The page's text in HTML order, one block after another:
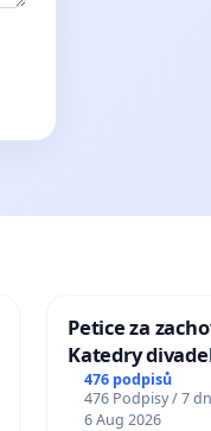
Petice za
Katedry
476 podpisů
476 Podpisy / 7
6 Aug 2026